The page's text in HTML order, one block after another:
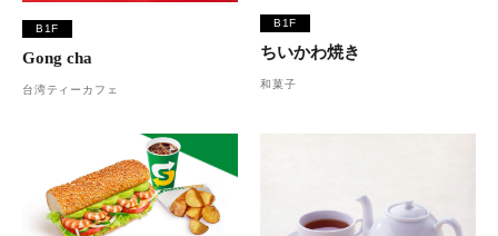
B1F
Gong cha
台湾ティーカフェ
B1F
ちいかわ焼き
和菓子